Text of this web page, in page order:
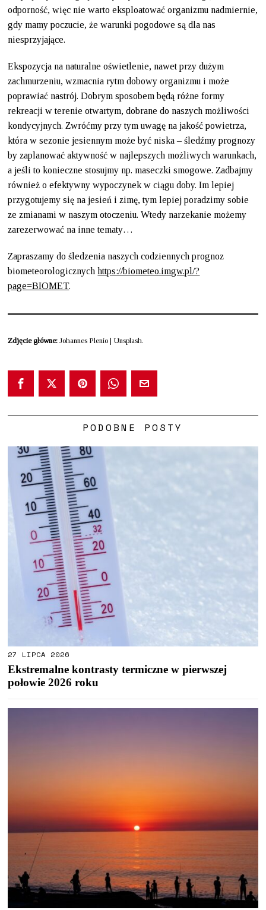
odporność, więc nie warto eksploatować organizmu nadmiernie,
gdy mamy poczucie, że warunki pogodowe są dla nas
niesprzyjające.
Ekspozycja na naturalne oświetlenie, nawet przy dużym
zachmurzeniu, wzmacnia rytm dobowy organizmu i może
poprawiać nastrój. Dobrym sposobem będą różne formy
rekreacji w terenie otwartym, dobrane do naszych możliwości
kondycyjnych. Zwróćmy przy tym uwagę na jakość powietrza,
która w sezonie jesiennym może być niska – śledźmy prognozy
by zaplanować aktywność w najlepszych możliwych warunkach,
a jeśli to konieczne stosujmy np. maseczki smogowe. Zadbajmy
również o efektywny wypoczynek w ciągu doby. Im lepiej
przygotujemy się na jesień i zimę, tym lepiej poradzimy sobie
ze zmianami w naszym otoczeniu. Wtedy narzekanie możemy
zarezerwować na inne tematy…
Zapraszamy do śledzenia naszych codziennych prognoz
biometeorologicznychhttps://biometeo.imgw.pl/?
page=BIOMET.
Zdjęcie główne: Johannes Plenio | Unsplash.
PODOBNE POSTY
27 LIPCA 2026
Ekstremalne kontrasty termiczne w pierwszej
połowie 2026 roku